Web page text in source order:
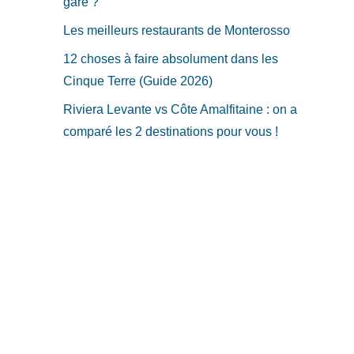
Les meilleurs restaurants de Monterosso
12 choses à faire absolument dans les
Cinque Terre (Guide 2026)
Riviera Levante vs Côte Amalfitaine : on a
comparé les 2 destinations pour vous !